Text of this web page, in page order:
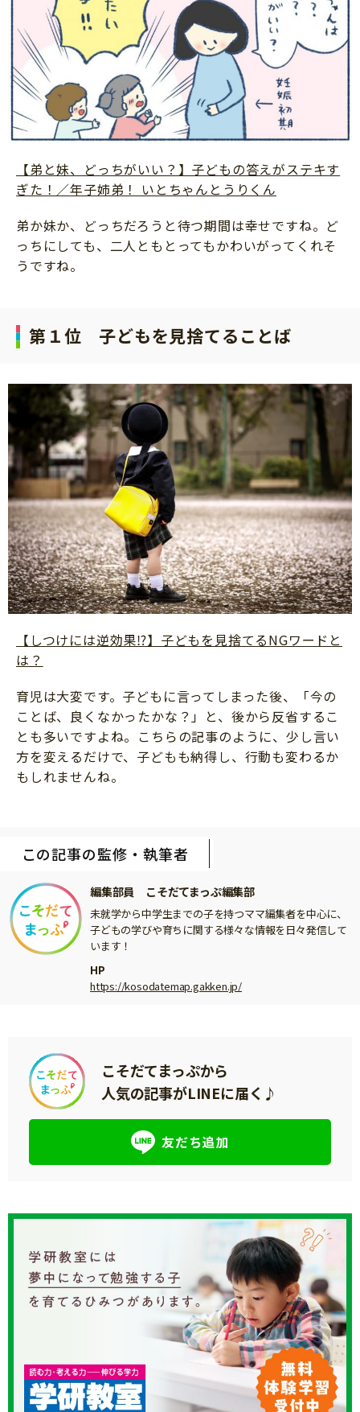
【弟と妹、どっちがいい？】子どもの答えがステキす
ぎた！／年子姉弟！ いとちゃんとうりくん
弟か妹か、どっちだろうと待つ期間は幸せですね。ど
っちにしても、二人ともとってもかわいがってくれそ
うですね。
第１位 子どもを見捨てることば
【しつけには逆効果⁉】子どもを見捨てるNGワードと
は？
育児は大変です。子どもに言ってしまった後、「今の
ことば、良くなかったかな？」と、後から反省するこ
とも多いですよね。こちらの記事のように、少し言い
方を変えるだけで、子どもも納得し、行動も変わるか
もしれませんね。
この記事の監修・執筆者
編集部員 こそだてまっぷ編集部
未就学から中学生までの子を持つママ編集者を中心に、
子どもの学びや育ちに関する様々な情報を日々発信して
います！
HP
https://kosodatemap.gakken.jp/
こそだてまっぷから
人気の記事がLINEに届く♪
友だち追加